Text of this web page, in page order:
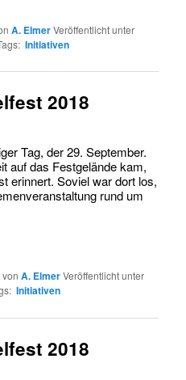
A. ElmerVeröffentlicht unter
Initiativen
2018
Tag, der 29. September.
auf das Festgelände kam,
erinnert. Soviel war dort los,
rund um
vonA. ElmerVeröffentlicht unter
Initiativen
2018